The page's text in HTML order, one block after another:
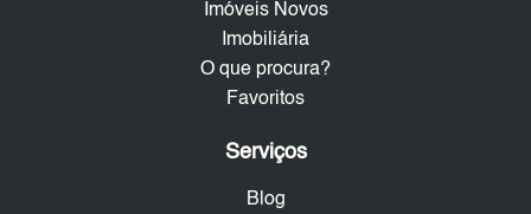
Imóveis Novos
Imobiliária
O que procura?
Favoritos
Serviços
Blog